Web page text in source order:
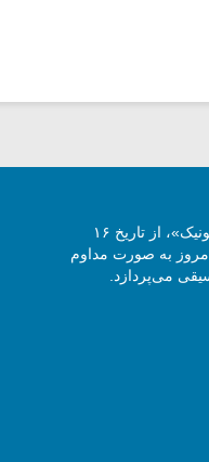
مجله آنلاین موسیقی «گفتگوی هارمونیک»، از تاریخ ۱۶
و تا امروز به صورت مداوم
می‌پردازد.